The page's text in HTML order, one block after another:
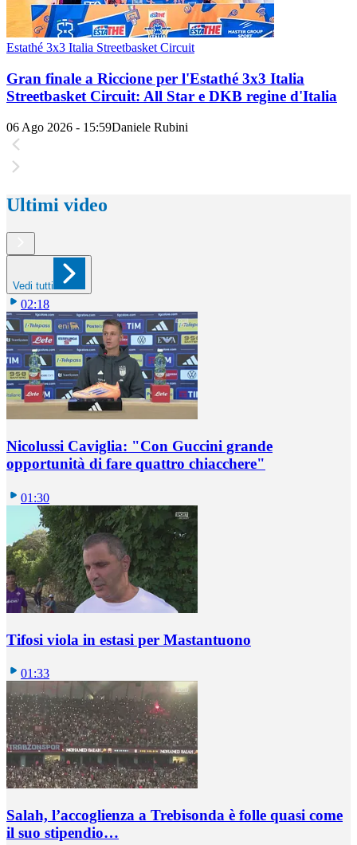
Estathé 3x3 Italia Streetbasket Circuit
Gran finale a Riccione per l'Estathé 3x3 Italia
Streetbasket Circuit: All Star e DKB regine d'Italia
06 Ago 2026 - 15:59Daniele Rubini
Ultimi video
Vedi tutti
02:18
Nicolussi Caviglia: "Con Guccini grande
opportunità di fare quattro chiacchere"
01:30
Tifosi viola in estasi per Mastantuono
01:33
Salah, l’accoglienza a Trebisonda è folle quasi come
il suo stipendio…